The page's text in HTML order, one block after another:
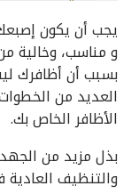
يجب أن يكون
و مناسب، وخالية
بسبب أن أظافرك
العديد من
الأظافر الخاص بك.
بذل مزيد من
والتنظيف